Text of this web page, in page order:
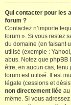
Qui contacter pour les
forum ?
Contactez n’importe
forum ». Si vous restez
du domaine (en faisant
utilisé (exemple :
abus. Notez que phpBB
être, en aucun cas,
forum est utilisé. Il est
légale (cessions et
non directement liée au
même. Si vous